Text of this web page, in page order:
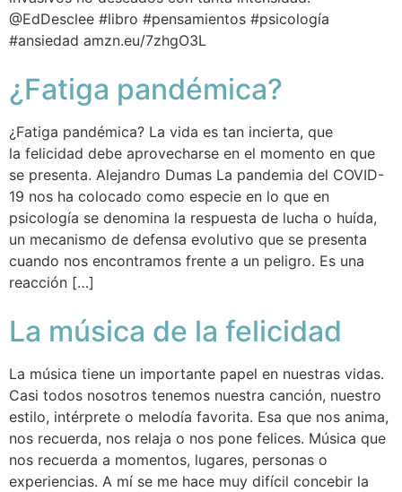
@EdDesclee #libro #pensamientos #psicología
#ansiedad amzn.eu/7zhgO3L
¿Fatiga pandémica?
¿Fatiga pandémica? La vida es tan incierta, que
la felicidad debe aprovecharse en el momento en que
se presenta. Alejandro Dumas La pandemia del COVID-
19 nos ha colocado como especie en lo que en
psicología se denomina la respuesta de lucha o huída,
un mecanismo de defensa evolutivo que se presenta
cuando nos encontramos frente a un peligro. Es una
reacción […]
La música de la felicidad
La música tiene un importante papel en nuestras vidas.
Casi todos nosotros tenemos nuestra canción, nuestro
estilo, intérprete o melodía favorita. Esa que nos anima,
nos recuerda, nos relaja o nos pone felices. Música que
nos recuerda a momentos, lugares, personas o
experiencias. A mí se me hace muy difícil concebir la